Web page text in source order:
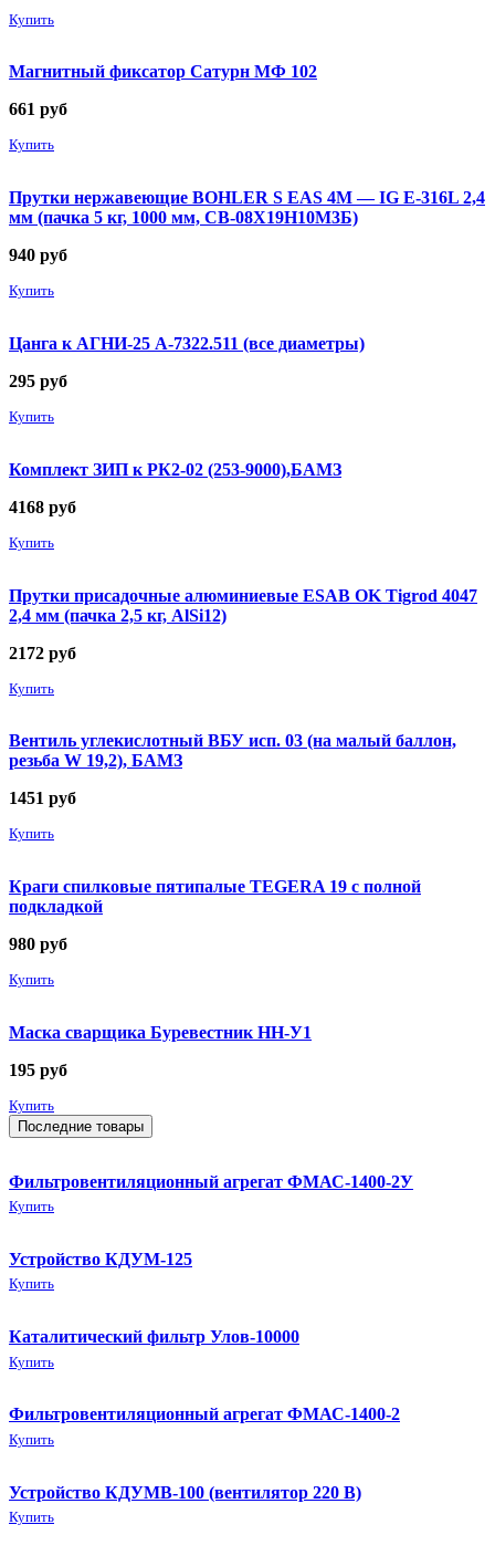
Купить
Магнитный фиксатор Сатурн МФ 102
661 руб
Купить
Прутки нержавеющие BOHLER S EAS 4M — IG E-316L 2,4
мм (пачка 5 кг, 1000 мм, СВ-08Х19Н10М3Б)
940 руб
Купить
Цанга к АГНИ-25 А-7322.511 (все диаметры)
295 руб
Купить
Комплект ЗИП к РК2-02 (253-9000),БАМЗ
4168 руб
Купить
Прутки присадочные алюминиевые ESAB OK Tigrod 4047
2,4 мм (пачка 2,5 кг, AlSi12)
2172 руб
Купить
Вентиль углекислотный ВБУ исп. 03 (на малый баллон,
резьба W 19,2), БАМЗ
1451 руб
Купить
Краги спилковые пятипалые TEGERA 19 с полной
подкладкой
980 руб
Купить
Маска сварщика Буревестник НН-У1
195 руб
Купить
Последние товары
Фильтровентиляционный агрегат ФМАС-1400-2У
Купить
Устройство КДУМ-125
Купить
Каталитический фильтр Улов-10000
Купить
Фильтровентиляционный агрегат ФМАС-1400-2
Купить
Устройство КДУМВ-100 (вентилятор 220 В)
Купить